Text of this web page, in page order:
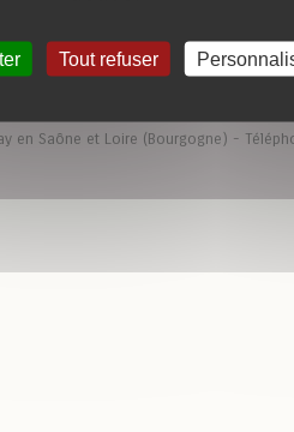
en Saône et Loire (Bourgogne) -
Tout refuser